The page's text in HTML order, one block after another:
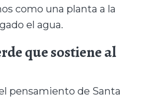
como una planta a la
el agua.
que sostiene al
pensamiento de Santa